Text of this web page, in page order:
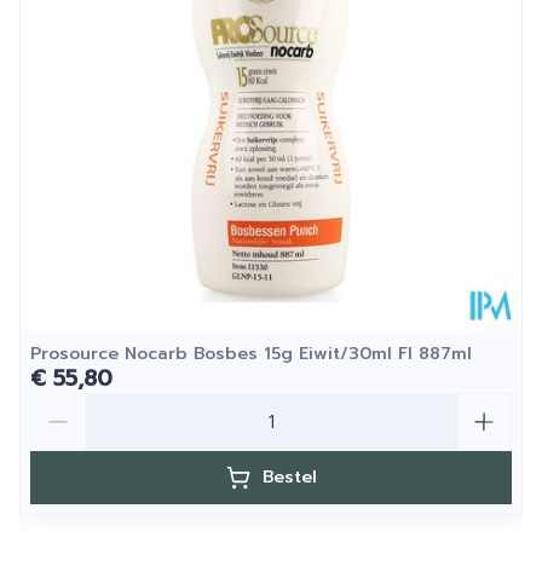
Dieetbeperkingen Glutenvrij
Kamertemperatuur (15°C
- 25°C)
Prosource Nocarb Bosbes 15g Eiwit/30ml Fl 887ml
€ 55,80
Bestel